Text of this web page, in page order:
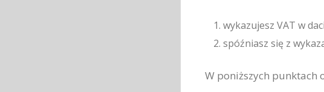
wykazujesz VAT w
spóźniasz się z
W poniższych punktach